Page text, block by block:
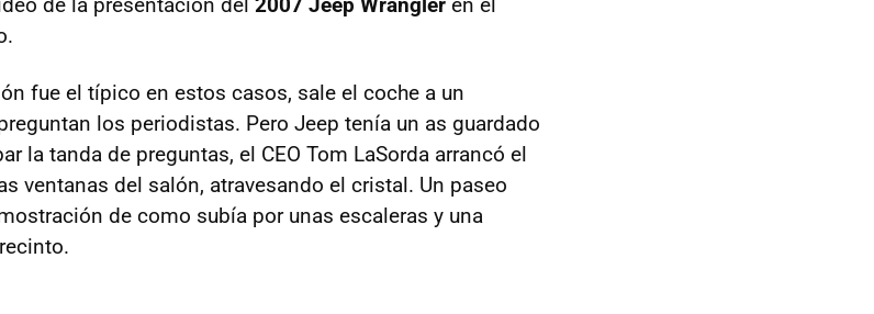
fue el típico en estos casos, sale el coche a un
los periodistas. Pero Jeep tenía un as guardado
la tanda de preguntas, el CEO Tom LaSorda arrancó el
ventanas del salón, atravesando el cristal. Un paseo
de como subía por unas escaleras y una